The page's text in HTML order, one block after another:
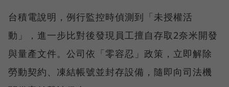
台積電說明，例行監控時偵測到「未授權活
動」，進一步比對後發現員工擅自存取2奈米開發
與量產文件。公司依「零容忍」政策，立即解除
勞動契約、凍結帳號並封存設備，隨即向司法機